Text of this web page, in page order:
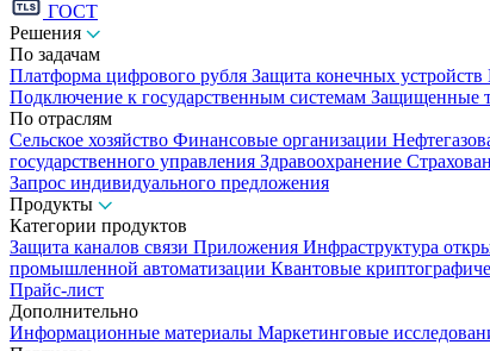
ГОСТ
Решения
По задачам
Платформа цифрового рубля Защита конечных устройств
Подключение к государственным системам Защищенные
По отраслям
Сельское хозяйство Финансовые организации
государственного управления Здравоохранение
Запрос индивидуального предложения
Продукты
Категории продуктов
Защита каналов связи Приложения Инфраструктура
промышленной автоматизации Квантовые
Прайс-лист
Дополнительно
Информационные материалы Маркетинговые